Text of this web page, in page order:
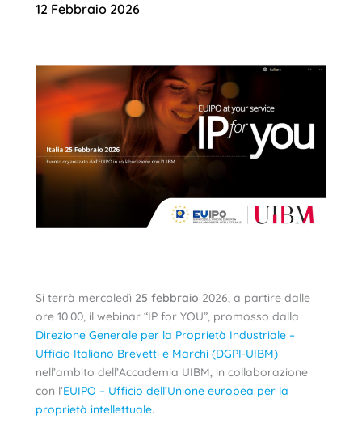
12 Febbraio 2026
Si terrà mercoledì 25 febbraio 2026, a partire dalle
ore 10.00, il webinar “IP for YOU”, promosso dalla
Direzione Generale per la Proprietà Industriale –
Ufficio Italiano Brevetti e Marchi (DGPI-UIBM)
nell’ambito dell’Accademia UIBM, in collaborazione
con l’EUIPO – Ufficio dell’Unione europea per la
proprietà intellettuale.